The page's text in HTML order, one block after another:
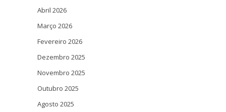
Abril 2026
Março 2026
Fevereiro 2026
Dezembro 2025
Novembro 2025
Outubro 2025
Agosto 2025